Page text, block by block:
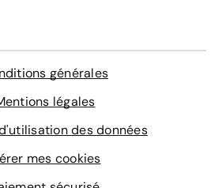
générales
légales
des données
mes cookies